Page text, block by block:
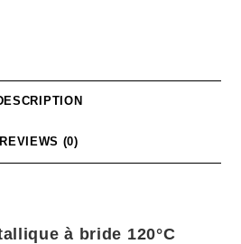
REVIEWS (0)
à bride 120°C